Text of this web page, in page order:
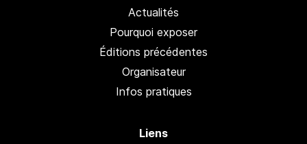
Actualités
Pourquoi exposer
Éditions précédentes
Organisateur
Infos pratiques
Liens